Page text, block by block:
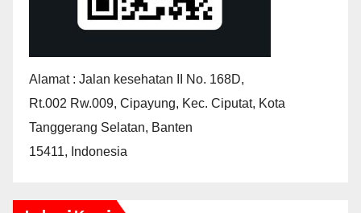
Alamat : Jalan kesehatan II No. 168D,
Rt.002 Rw.009, Cipayung, Kec. Ciputat, Kota
Tanggerang Selatan, Banten
15411, Indonesia